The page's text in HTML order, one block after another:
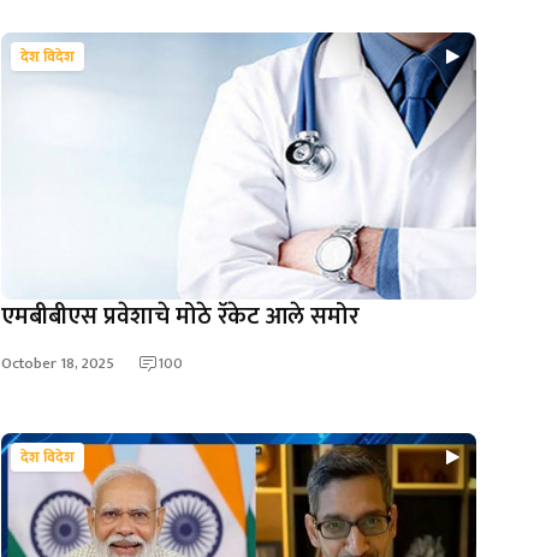
देश विदेश
एमबीबीएस प्रवेशाचे मोठे रॅकेट आले समोर
October 18, 2025 100
देश विदेश